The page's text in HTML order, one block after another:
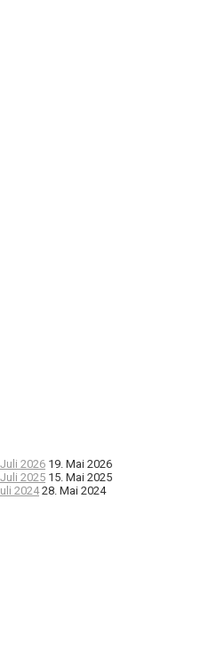
2026 19. Mai 2026
2025 15. Mai 2025
2024 28. Mai 2024